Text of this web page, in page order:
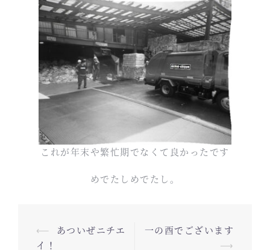
これが年末や繁忙期でなくて良かったです
めでたしめでたし。
投
⟵
あついぜニチエ
イ！
一の酉でございます
⟶